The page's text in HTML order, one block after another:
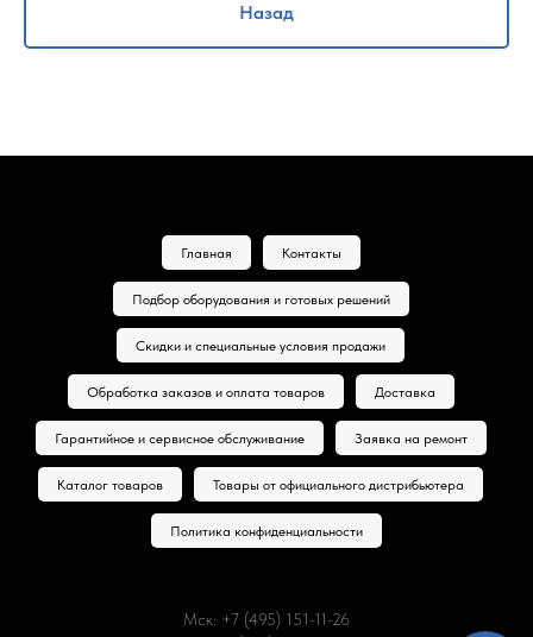
Назад
Главная Контакты
Подбор оборудования и готовых решений
Скидки и специальные условия продажи
Обработка заказов и оплата товаров Доставка
Гарантийное и сервисное обслуживание Заявка на ремонт
Каталог товаров Товары от официального дистрибьютера
Политика конфиденциальности
Мск: +7 (495) 151-11-26